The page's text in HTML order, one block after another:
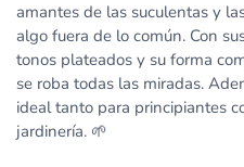
amantes de las suculentas y
algo fuera de lo común. Con
tonos plateados y su forma
se roba todas las miradas.
ideal tanto para principiantes
jardinería. 🌱